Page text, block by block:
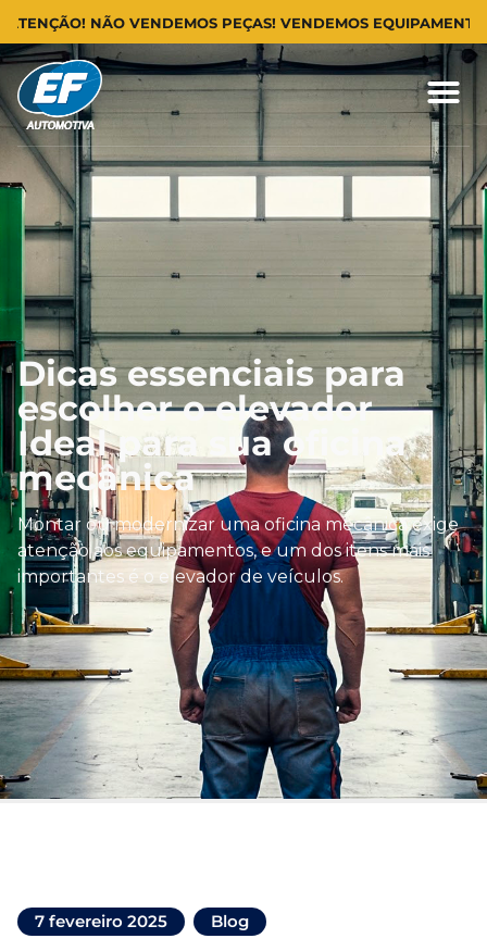
NÃO VENDEMOS PEÇAS! VENDEMOS EQUIPAMENTOS
Dicas essenciais para
escolher o elevador
Ideal para sua oficina
mecânica
Montar ou modernizar uma oficina mecânica exige
atenção aos equipamentos, e um dos itens mais
importantes é o elevador de veículos.
7 fevereiro 2025 Blog